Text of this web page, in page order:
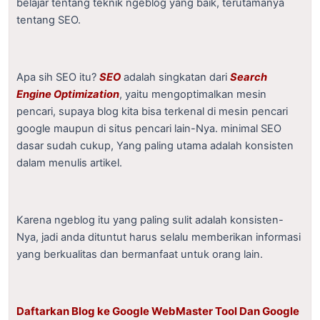
belajar tentang teknik ngeblog yang baik, terutamanya
tentang SEO.
Apa sih SEO itu? SEO adalah singkatan dari Search
Engine Optimization, yaitu mengoptimalkan mesin
pencari, supaya blog kita bisa terkenal di mesin pencari
google maupun di situs pencari lain-Nya. minimal SEO
dasar sudah cukup, Yang paling utama adalah konsisten
dalam menulis artikel.
Karena ngeblog itu yang paling sulit adalah konsisten-
Nya, jadi anda dituntut harus selalu memberikan informasi
yang berkualitas dan bermanfaat untuk orang lain.
Daftarkan Blog ke Google WebMaster Tool Dan Google